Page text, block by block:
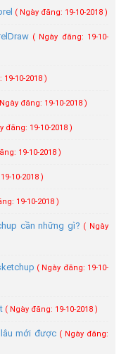
( Ngày đăng: 19-10-2018 )
( Ngày đăng: 19-10-
10-2018 )
đăng: 19-10-2018 )
đăng: 19-10-2018 )
19-10-2018 )
10-2018 )
19-10-2018 )
cần những gì? ( Ngày
( Ngày đăng: 19-10-
( Ngày đăng: 19-10-2018 )
mới được ( Ngày đăng: